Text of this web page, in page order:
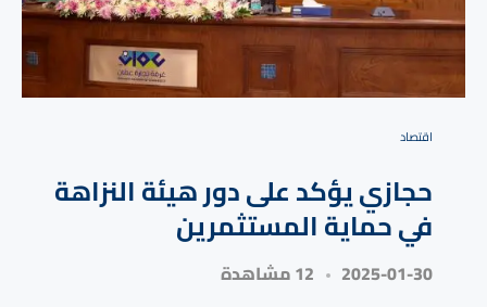
⁠اقتصاد
حجازي يؤكد على دور هيئة النزاهة
في حماية المستثمرين
2025-01-30 12 مشاهدة